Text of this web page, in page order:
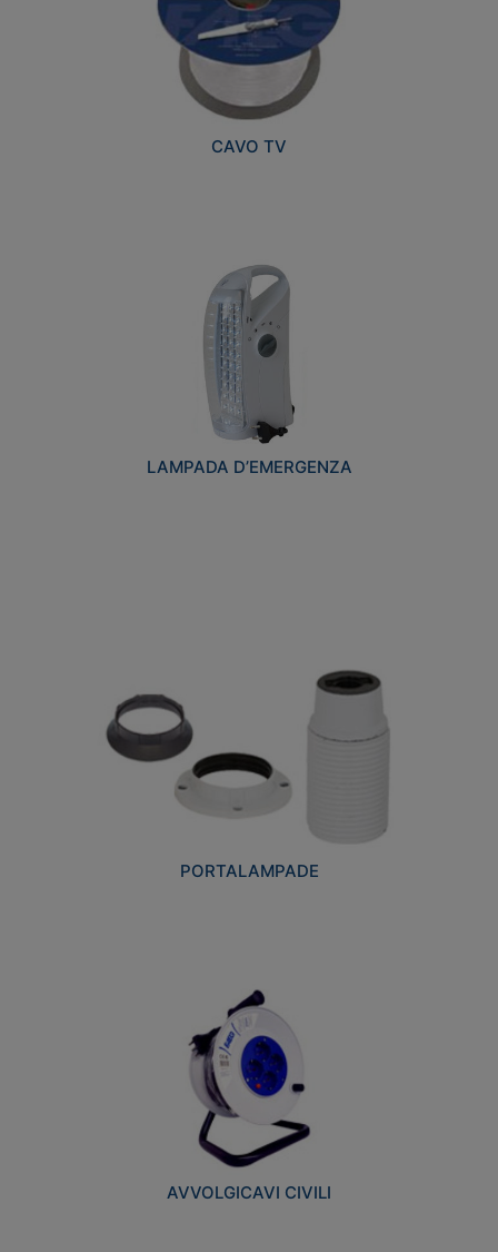
CAVO TV
LAMPADA D’EMERGENZA
PORTALAMPADE
AVVOLGICAVI CIVILI